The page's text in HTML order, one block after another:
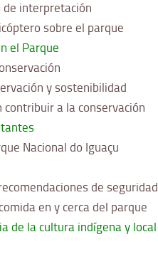
de interpretación
sobre el parque
el Parque
y sostenibilidad
a la conservación
Nacional do Iguaçu
de seguridad
en y cerca del parque
de la cultura indígena y local